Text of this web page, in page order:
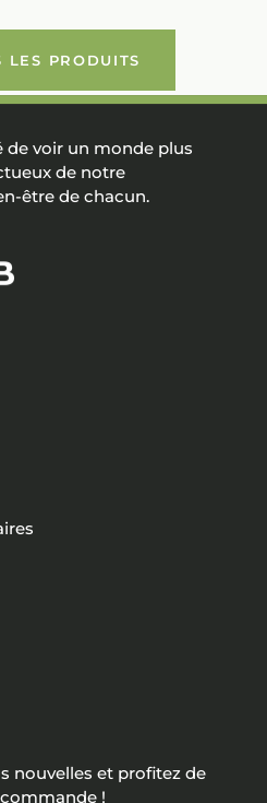
LES PRODUITS
de voir un monde plus
de notre
être de chacun.
nouvelles et profitez de
!